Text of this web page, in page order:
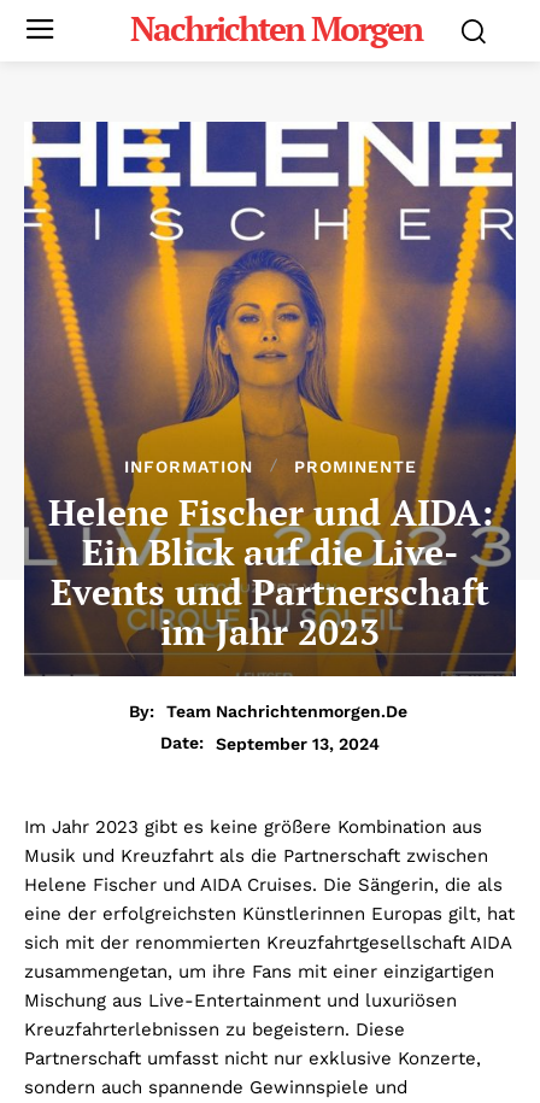
Nachrichten Morgen
INFORMATION PROMINENTE
Helene Fischer und AIDA:
Ein Blick auf die Live-
Events und Partnerschaft
im Jahr 2023
By:
Team Nachrichtenmorgen.de
Date:
September 13, 2024
Im Jahr 2023 gibt es keine größere Kombination aus
Musik und Kreuzfahrt als die Partnerschaft zwischen
Helene Fischer und AIDA Cruises. Die Sängerin, die als
eine der erfolgreichsten Künstlerinnen Europas gilt, hat
sich mit der renommierten Kreuzfahrtgesellschaft AIDA
zusammengetan, um ihre Fans mit einer einzigartigen
Mischung aus Live-Entertainment und luxuriösen
Kreuzfahrterlebnissen zu begeistern. Diese
Partnerschaft umfasst nicht nur exklusive Konzerte,
sondern auch spannende Gewinnspiele und